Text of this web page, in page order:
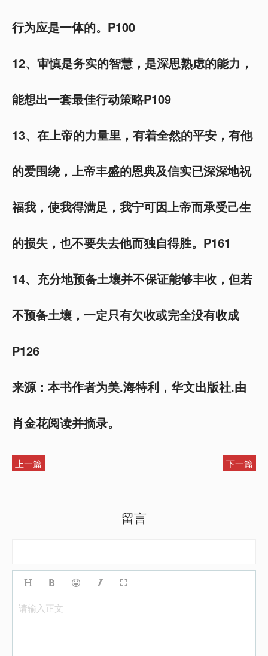
行为应是一体的。P100
12、审慎是务实的智慧，是深思熟虑的能力，
能想出一套最佳行动策略P109
13、在上帝的力量里，有着全然的平安，有他
的爱围绕，上帝丰盛的恩典及信实已深深地祝
福我，使我得满足，我宁可因上帝而承受己生
的损失，也不要失去他而独自得胜。P161
14、充分地预备土壤并不保证能够丰收，但若
不预备土壤，一定只有欠收或完全没有收成
P126
来源：本书作者为美.海特利，华文出版社.由
肖金花阅读并摘录。
上一篇 下一篇
留言
请输入正文